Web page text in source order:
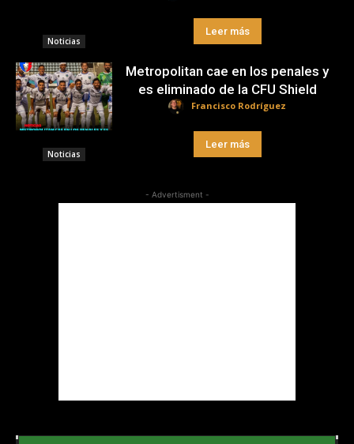
Noticias
Leer más
Noticias
Metropolitan cae en los penales y
es eliminado de la CFU Shield
Francisco Rodríguez
Leer más
- Advertisment -